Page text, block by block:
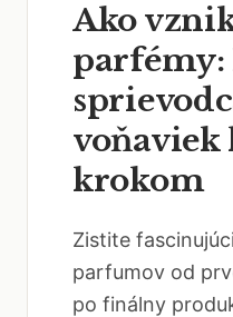
Ako
voňaviek
krokom
Zistite
parfumov od
po finálny